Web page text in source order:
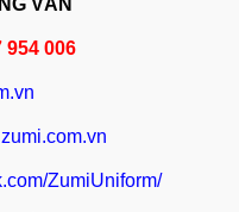
954 006
zumi.com.vn
ZumiUniform/